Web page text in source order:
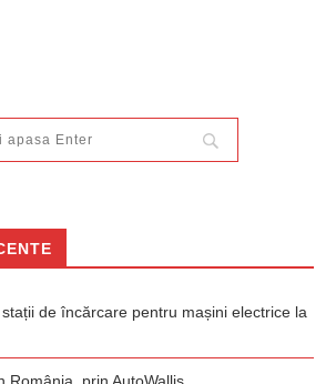
de încărcare pentru mașini electrice la